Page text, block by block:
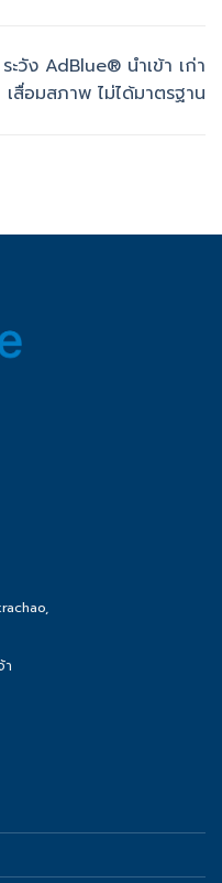
ระวัง AdBlue® นำเข้า เก่า
เสื่อมสภาพ ไม่ได้มาตรฐาน
า